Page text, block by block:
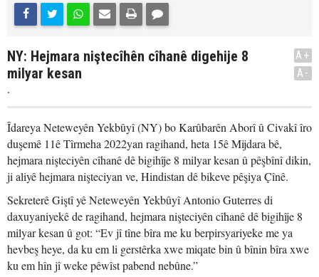
NY: Hejmara niştecîhên cîhanê digehije 8
milyar kesan
.
A+
A-
Îdareya Neteweyên Yekbûyî (NY) bo Karûbarên Aborî û Civakî îro
duşemê 11ê Tîrmeha 2022yan ragihand, heta 15ê Mijdara bê,
hejmara nişteciyên cîhanê dê bigihîje 8 milyar kesan û pêşbînî dikin,
ji aliyê hejmara nişteciyan ve, Hindistan dê bikeve pêşiya Çînê.
Sekreterê Giştî yê Neteweyên Yekbûyî Antonio Guterres di
daxuyaniyekê de ragihand, hejmara nişteciyên cîhanê dê bigihîje 8
milyar kesan û got: “Ev jî tîne bîra me ku berpirsyariyeke me ya
hevbeş heye, da ku em li gerstêrka xwe miqate bin û bînin bîra xwe
ku em hîn jî weke pêwîst pabend nebûne.”